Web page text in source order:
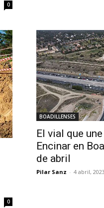
0
0
BOADILLENSES
El vial que
Encinar en
de abril
Pilar Sanz - 4 abril, 2023